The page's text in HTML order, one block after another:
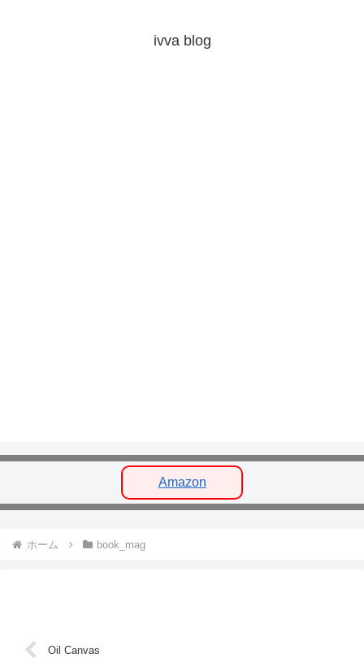
ivva blog
Amazon
ホーム book_mag
Oil Canvas